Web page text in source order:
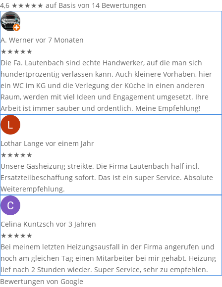
4,6 ★★★★★ auf Basis von 14 Bewertungen
A. Werner vor 7 Monaten
★★★★★
Die Fa. Lautenbach sind echte Handwerker, auf die man sich
hundertprozentig verlassen kann. Auch kleinere Vorhaben, hier
ein WC im KG und die Verlegung der Küche in einen anderen
Raum, werden mit viel Ideen und Engagement umgesetzt. Ihre
Arbeit ist immer sauber und ordentlich. Meine Empfehlung!
Lothar Lange vor einem Jahr
★★★★★
Unsere Gasheizung streikte. Die Firma Lautenbach half incl.
Ersatzteilbeschaffung sofort. Das ist ein super Service. Absolute
Weiterempfehlung.
Celina Kuntzsch vor 3 Jahren
★★★★★
Bei meinem letzten Heizungsausfall in der Firma angerufen und
noch am gleichen Tag einen Mitarbeiter bei mir gehabt. Heizung
lief nach 2 Stunden wieder. Super Service, sehr zu empfehlen.
Bewertungen von Google